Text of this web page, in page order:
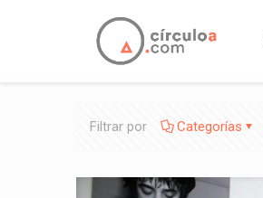
Filtrar por Categorías